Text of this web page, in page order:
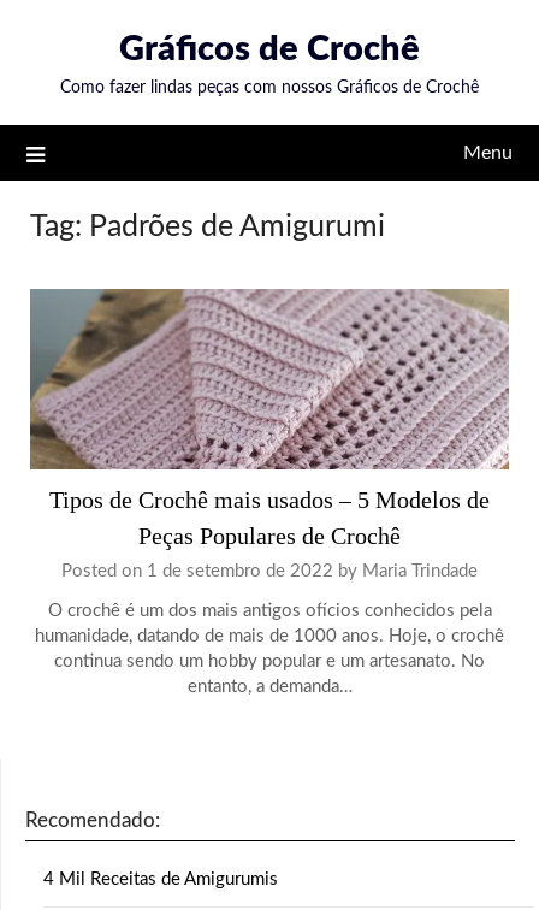
content
Gráficos de Crochê
Como fazer lindas peças com nossos Gráficos de Crochê
Menu
Tag: Padrões de Amigurumi
Tipos de Crochê mais usados – 5 Modelos de
Peças Populares de Crochê
Posted on 1 de setembro de 2022 by Maria Trindade
O crochê é um dos mais antigos ofícios conhecidos pela
humanidade, datando de mais de 1000 anos. Hoje, o crochê
continua sendo um hobby popular e um artesanato. No
entanto, a demanda…
Recomendado:
4 Mil Receitas de Amigurumis